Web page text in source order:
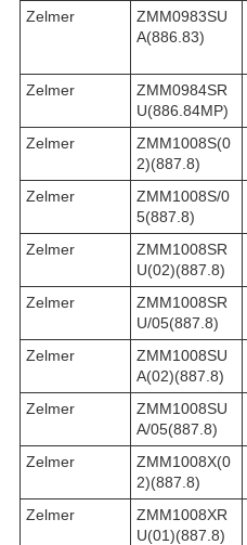
Zelmer
ZMM0983SU
A(886.83)
Zelmer
ZMM0984SR
U(886.84MP)
Zelmer
ZMM1008S(0
2)(887.8)
Zelmer
ZMM1008S/0
5(887.8)
Zelmer
ZMM1008SR
U(02)(887.8)
Zelmer
ZMM1008SR
U/05(887.8)
Zelmer
ZMM1008SU
A(02)(887.8)
Zelmer
ZMM1008SU
A/05(887.8)
Zelmer
ZMM1008X(0
2)(887.8)
Zelmer
ZMM1008XR
U(01)(887.8)